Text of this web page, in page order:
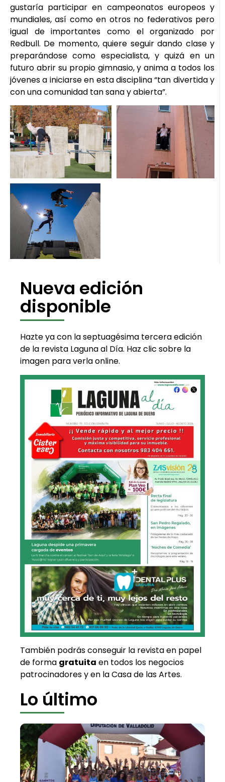
gustaría participar en campeonatos europeos y
mundiales, así como en otros no federativos pero
igual de importantes como el organizado por
Redbull. De momento, quiere seguir dando clase y
preparándose como especialista, y quizá en un
futuro abrir su propio gimnasio, y anima a todos los
jóvenes a iniciarse en esta disciplina “tan divertida y
con una comunidad tan sana y abierta”.
Nueva edición
disponible
Hazte ya con la septuagésima tercera edición
de la revista Laguna al Día. Haz clic sobre la
imagen para verla online.
También podrás conseguir la revista en papel
de forma gratuita en todos los negocios
patrocinadores y en la Casa de las Artes.
Lo último